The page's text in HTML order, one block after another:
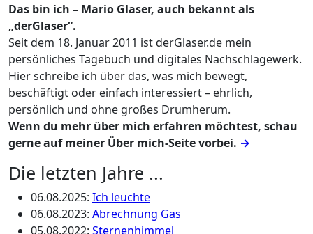
Das bin ich – Mario Glaser, auch bekannt als
„derGlaser“.
Seit dem 18. Januar 2011 ist derGlaser.de mein
persönliches Tagebuch und digitales Nachschlagewerk.
Hier schreibe ich über das, was mich bewegt,
beschäftigt oder einfach interessiert – ehrlich,
persönlich und ohne großes Drumherum.
Wenn du mehr über mich erfahren möchtest, schau
gerne auf meiner Über mich-Seite vorbei. →
Die letzten Jahre ...
06.08.2025: Ich leuchte
06.08.2023: Abrechnung Gas
05.08.2022: Sternenhimmel